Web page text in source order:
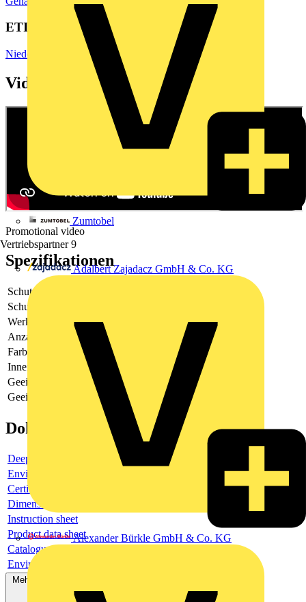
Zumtobel
Vertriebspartner 9
Adalbert Zajadacz GmbH & Co. KG
Alexander Bürkle GmbH & Co. KG
ETIM Group
Niederspannungsschaltgeräte
Videos
Promotional video
Spezifikationen
Schutzart (IP)
Schutzart (NEMA)
Werkstoff des Gehäuses
Kunststoff
Anzahl der Befehlsstellen
Farbe des Gehäuseoberteils
Innendurchmesser der Öffnung
Geeignet für Hauptstromkreise
Geeignet für Steuerstromkreise
Dokumente
Deeplink product page
Environmental compliance declaration
Certificate
Dimensioned drawing
Instruction sheet
Product data sheet
Catalogue
Environmental compliance declaration
Mehr anzeigen